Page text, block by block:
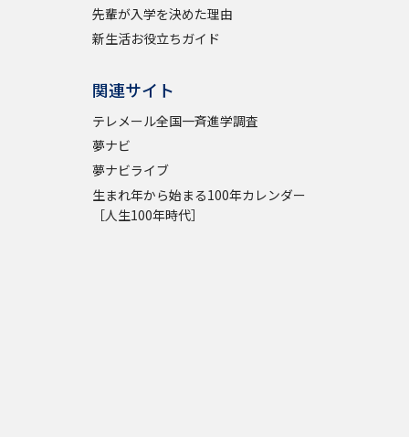
先輩が入学を決めた理由
新生活お役立ちガイド
関連サイト
テレメール全国一斉進学調査
夢ナビ
夢ナビライブ
生まれ年から始まる100年カレンダー
［人生100年時代］